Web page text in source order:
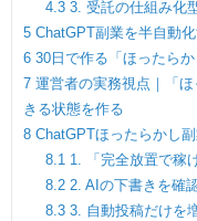
4.33. 受託の仕組み化
5 ChatGPT副業を半自動
6 30日で作る「ほったら
7 運営者の実務視点｜「
きる状態を作る
8 ChatGPTほったらかし
8.11. 「完全放置で稼
8.22. AIの下書きを確
8.33. 自動投稿だけを